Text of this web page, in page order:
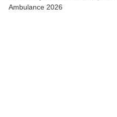
Ambulance 2026